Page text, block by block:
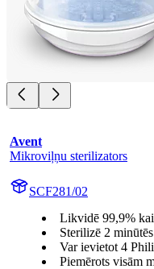
Avent
Mikroviļņu sterilizators
SCF281/02
Likvidē 99,9%
Sterilizē 2 minūtēs
Var ievietot 4
Piemērots visām